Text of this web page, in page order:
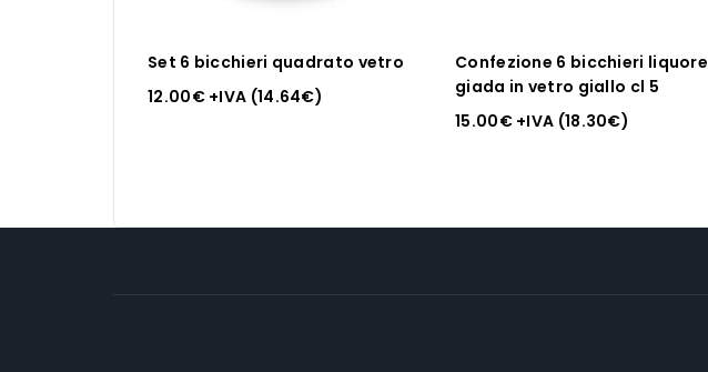
Set 6 bicchieri quadrato vetro
12.00€+IVA (14.64€)
Confezione 6 bicchieri liquore
giada in vetro giallo cl 5
15.00€+IVA (18.30€)